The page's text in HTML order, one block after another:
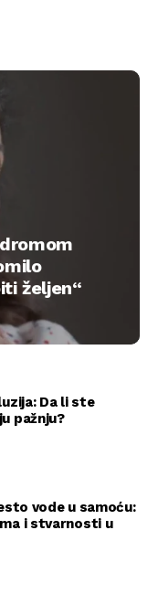
željen“
Da li ste
pažnju?
vode u samoću:
i stvarnosti u